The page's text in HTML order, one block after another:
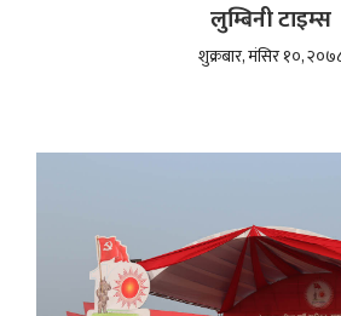
लुम्बिनी टाइम्स
शुक्रबार, मंसिर १०,